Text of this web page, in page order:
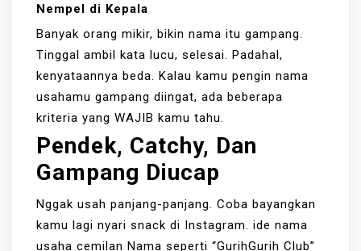
Nempel di Kepala
Banyak orang mikir, bikin nama itu gampang.
Tinggal ambil kata lucu, selesai. Padahal,
kenyataannya beda. Kalau kamu pengin nama
usahamu gampang diingat, ada beberapa
kriteria yang WAJIB kamu tahu.
Pendek, Catchy, Dan
Gampang Diucap
Nggak usah panjang-panjang. Coba bayangkan
kamu lagi nyari snack di Instagram. ide nama
usaha cemilan Nama seperti “GurihGurih Club”